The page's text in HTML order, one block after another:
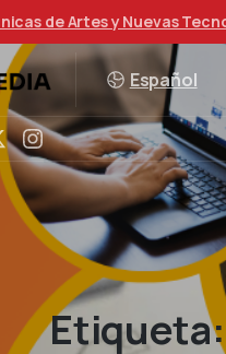
de Artes y Nuevas
Español
Etiqueta: